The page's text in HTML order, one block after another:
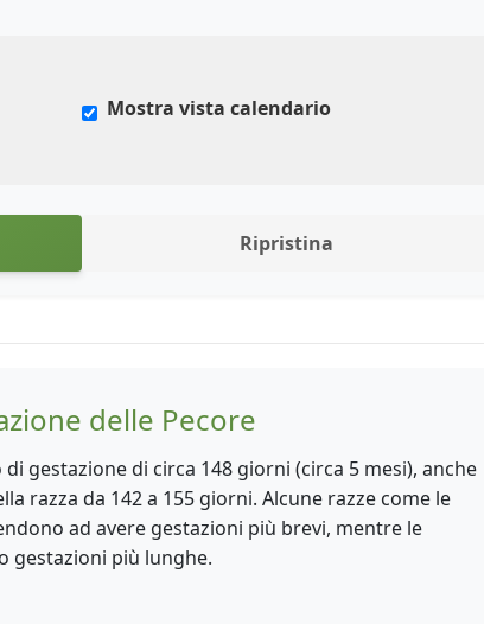
Mostra vista calendario
Ripristina
delle Pecore
gestazione di circa 148 giorni (circa 5 mesi), anche
razza da 142 a 155 giorni. Alcune razze come le
ad avere gestazioni più brevi, mentre le
gestazioni più lunghe.